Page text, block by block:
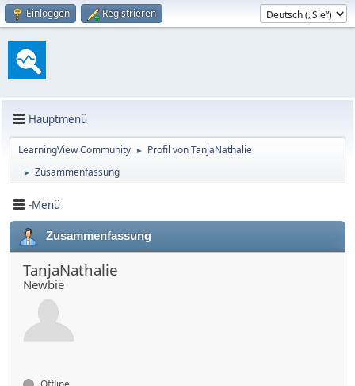
Einloggen Registrieren
Hauptmenü
LearningView Community ► Profil von TanjaNathalie
► Zusammenfassung
-Menü
Zusammenfassung
TanjaNathalie
Newbie